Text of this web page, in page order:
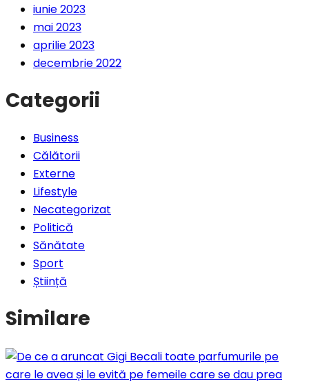
iunie 2023
mai 2023
aprilie 2023
decembrie 2022
Categorii
Business
Călătorii
Externe
Lifestyle
Necategorizat
Politică
Sănătate
Sport
Știință
Similare